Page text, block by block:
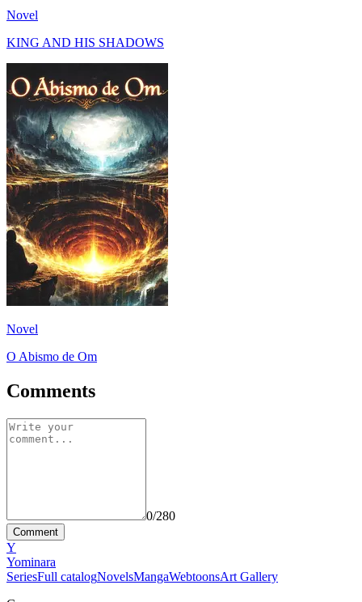
Novel
KING AND HIS SHADOWS
Novel
O Abismo de Om
Comments
0/280
Comment
Y
Yominara
SeriesFull catalogNovelsMangaWebtoonsArt Gallery